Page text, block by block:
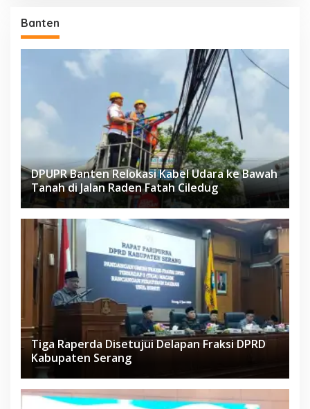
Banten
DPUPR Banten Relokasi Kabel Udara ke Bawah
Tanah di Jalan Raden Fatah Ciledug
Tiga Raperda Disetujui Delapan Fraksi DPRD
Kabupaten Serang